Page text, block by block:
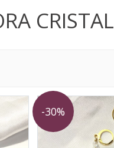
CRISTAL
-30%